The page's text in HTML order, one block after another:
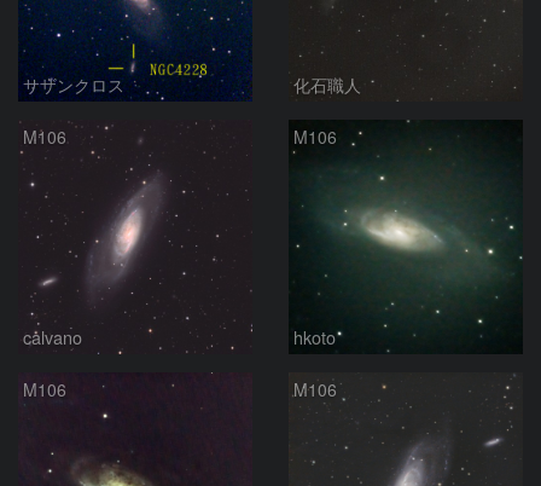
サザンクロス 化石職人
M106
calvano
M106
hkoto
M106 M106